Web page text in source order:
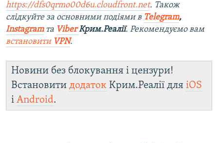
https://dfs0qrmo00d6u.cloudfront.net. Також
слідкуйте за основними подіями в Telegram,
Instagramта ViberКрим.Реалії. Рекомендуємо вам
встановити VPN.
Новини без блокування і цензури!
Встановити додаток Крим.Реалії для iOS
і Android.